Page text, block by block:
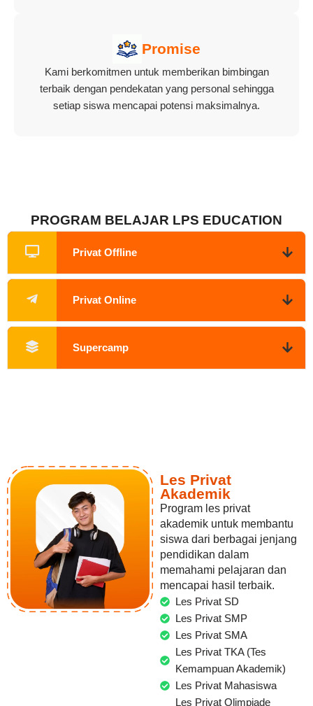
Promise
Kami berkomitmen untuk memberikan bimbingan
terbaik dengan pendekatan yang personal sehingga
setiap siswa mencapai potensi maksimalnya.
PROGRAM BELAJAR LPS EDUCATION
Privat Offline
Privat Online
Supercamp
Les Privat
Akademik
Program les privat
akademik untuk membantu
siswa dari berbagai jenjang
pendidikan dalam
memahami pelajaran dan
mencapai hasil terbaik.
Les Privat SD
Les Privat SMP
Les Privat SMA
Les Privat TKA (Tes
Kemampuan Akademik)
Les Privat Mahasiswa
Les Privat Olimpiade